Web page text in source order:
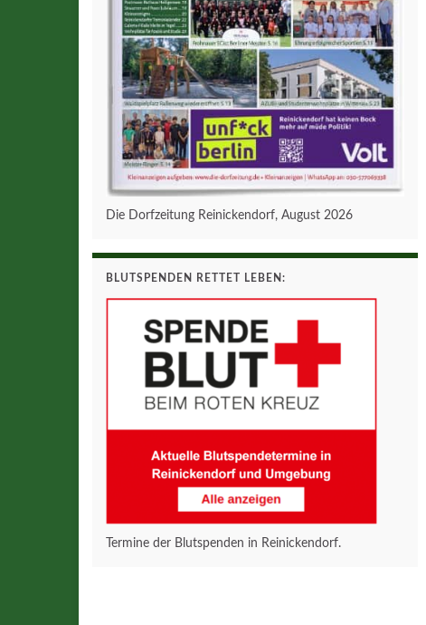
Die Dorfzeitung Reinickendorf, August 2026
BLUTSPENDEN RETTET LEBEN:
Termine der Blutspenden in Reinickendorf.